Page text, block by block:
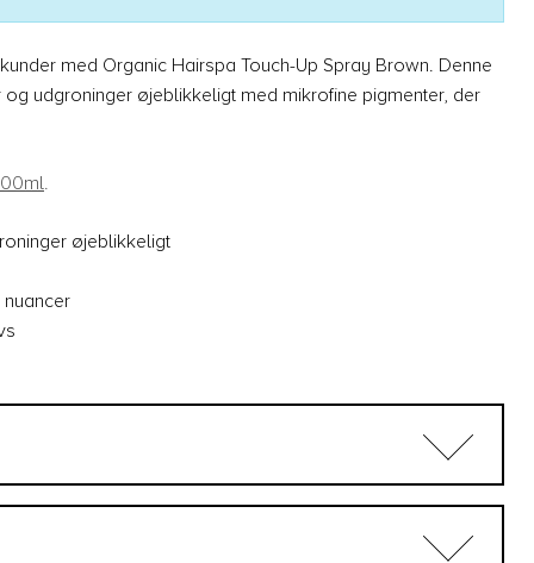
med Organic Hairspa Touch-Up Spray Brown. Denne
udgroninger øjeblikkeligt med mikrofine pigmenter, der
.
øjeblikkeligt